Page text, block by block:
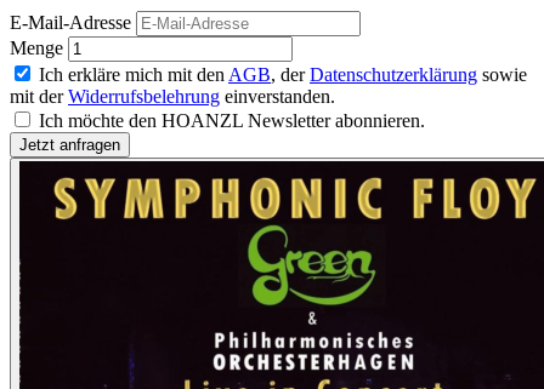
E-Mail-Adresse
Menge
Ich erkläre mich mit den AGB, derDatenschutzerklärung sowie
mit derWiderrufsbelehrung einverstanden.
Ich möchte den HOANZL Newsletter abonnieren.